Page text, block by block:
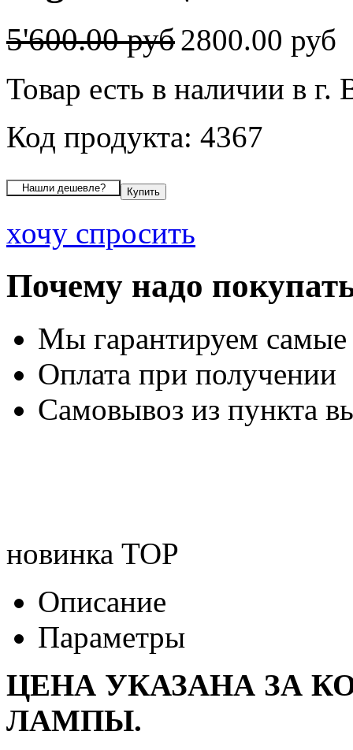
5'600.00 руб2800.00 руб
Товар есть в наличии в г.
Код продукта: 4367
хочу спросить
Почему надо
Мы гарантируем
Оплата при получении
Самовывоз из пункта
новинка TOP
Описание
Параметры
ЦЕНА УКАЗАНА ЗА
ЛАМПЫ.